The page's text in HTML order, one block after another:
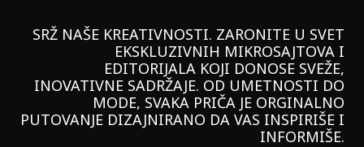
SRŽ NAŠE KREATIVNOSTI. ZARONITE U SVET
EKSKLUZIVNIH MIKROSAJTOVA I
EDITORIJALA KOJI DONOSE SVEŽE,
INOVATIVNE SADRŽAJE. OD UMETNOSTI DO
MODE, SVAKA PRIČA JE ORGINALNO
PUTOVANJE DIZAJNIRANO DA VAS INSPIRIŠE I
INFORMIŠE.